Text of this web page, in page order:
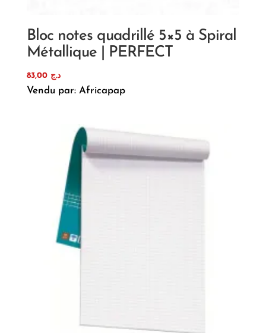
Bloc notes quadrillé 5×5 à Spiral
Métallique | PERFECT
د.ج 83,00
Vendu par: Africapap